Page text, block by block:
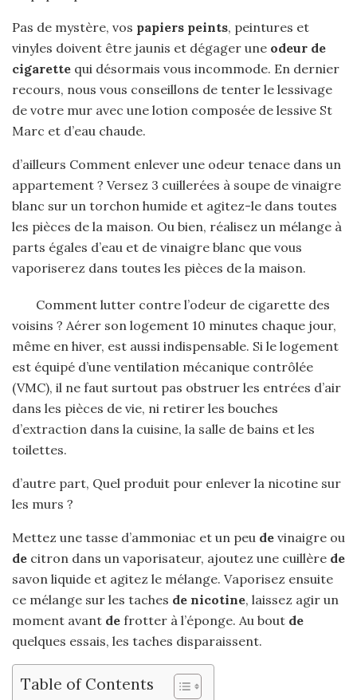
Pas de mystère, vos papiers peints, peintures et
vinyles doivent être jaunis et dégager une odeur de
cigarette qui désormais vous incommode. En dernier
recours, nous vous conseillons de tenter le lessivage
de votre mur avec une lotion composée de lessive St
Marc et d’eau chaude.
d’ailleurs Comment enlever une odeur tenace dans un
appartement ? Versez 3 cuillerées à soupe de vinaigre
blanc sur un torchon humide et agitez-le dans toutes
les pièces de la maison. Ou bien, réalisez un mélange à
parts égales d’eau et de vinaigre blanc que vous
vaporiserez dans toutes les pièces de la maison.
Comment lutter contre l’odeur de cigarette des
voisins ? Aérer son logement 10 minutes chaque jour,
même en hiver, est aussi indispensable. Si le logement
est équipé d’une ventilation mécanique contrôlée
(VMC), il ne faut surtout pas obstruer les entrées d’air
dans les pièces de vie, ni retirer les bouches
d’extraction dans la cuisine, la salle de bains et les
toilettes.
d’autre part, Quel produit pour enlever la nicotine sur
les murs ?
Mettez une tasse d’ammoniac et un peu de vinaigre ou
de citron dans un vaporisateur, ajoutez une cuillère de
savon liquide et agitez le mélange. Vaporisez ensuite
ce mélange sur les taches de nicotine, laissez agir un
moment avant de frotter à l’éponge. Au bout de
quelques essais, les taches disparaissent.
Table of Contents